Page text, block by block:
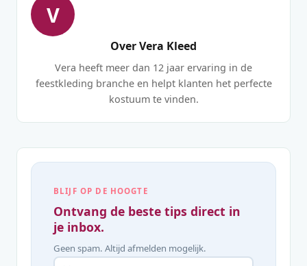
V
Over Vera Kleed
Vera heeft meer dan 12 jaar ervaring in de
feestkleding branche en helpt klanten het perfecte
kostuum te vinden.
BLIJF OP DE HOOGTE
Ontvang de beste tips direct in
je inbox.
Geen spam. Altijd afmelden mogelijk.